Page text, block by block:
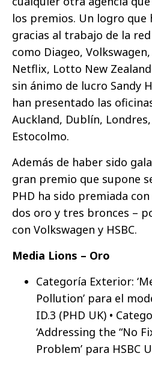
los premios. Un logro que
gracias al trabajo de la
como Diageo,
Netflix, Lotto New
sin ánimo de lucro Sandy
han presentado las
Auckland, Dublín,
Estocolmo.
Además de haber sido
gran premio que supone
PHD ha sido premiada
dos oro y tres bronces –
con Volkswagen y HSBC.
Media Lions – Oro
Categoría Exterior:
Pollution’ para el
ID.3 (PHD UK) •
‘Addressing the “No
Problem’ para HSBC